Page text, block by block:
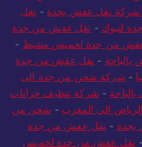
بجدة-دباب نقل عفش بجدة
شركة نقل عفش بجدة - نقل
لتبوك- نقل عفش من جدة
عفش من جدة لخميس مشيط-
بالباحة-نقل عفش من جدة
- شركة شحن من جدة الى
-
شركة تنظيف خزانات
الي المغرب - شحن من
- نقل عفش من جدة